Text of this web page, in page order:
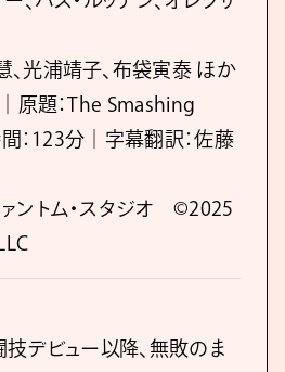
、光浦靖子、布袋寅泰 ほか
原題：The Smashing
：123分｜字幕翻訳：佐藤
ァントム・スタジオ ©2025
デビュー以降、無敗のま